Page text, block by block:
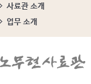
사료관 소개
업무 소개